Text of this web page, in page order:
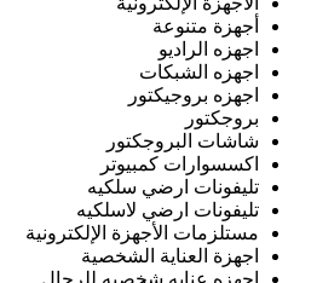
أجهزة متنوعة
اجهزه الراديو
اجهزه الشبكات
اجهزه بروجيكتور
بروجكتور
شاشات البروجكتور
اكسسوارات كمبيوتر
تليفونات ارضي سلكيه
تليفونات ارضي لاسلكيه
مستلزمات الأجهزة الإلكترونية
اجهزة العناية الشخصية